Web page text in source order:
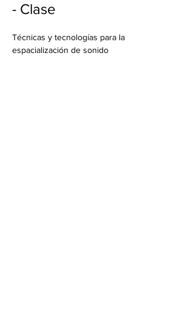
- Clase
Técnicas y tecnologías para la
espacialización de sonido